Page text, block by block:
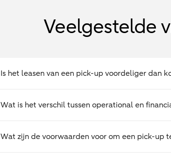
Veelgestelde
Is het leasen van een pick-up voordeliger dan
Wat is het verschil tussen operational en
Wat zijn de voorwaarden voor om een pick-up